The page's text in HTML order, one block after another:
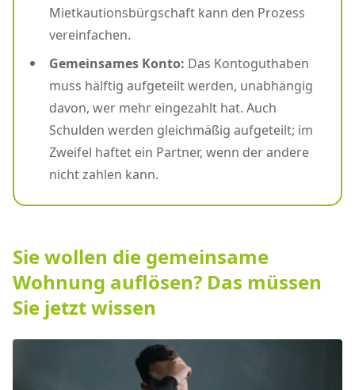
Mietkautionsbürgschaft kann den Prozess
vereinfachen.
Gemeinsames Konto: Das Kontoguthaben
muss hälftig aufgeteilt werden, unabhängig
davon, wer mehr eingezahlt hat. Auch
Schulden werden gleichmäßig aufgeteilt; im
Zweifel haftet ein Partner, wenn der andere
nicht zahlen kann.
Sie wollen die gemeinsame
Wohnung auflösen? Das müssen
Sie jetzt wissen